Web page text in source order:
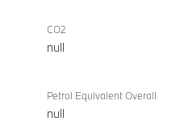
CO2
null
Petrol Equivalent Overall
null